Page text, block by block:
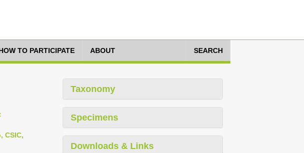
TO PARTICIPATE ABOUT SEARCH
CSIC,
Taxonomy
Specimens
Downloads & Links